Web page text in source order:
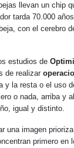
llevan un chip
tarda 70.000
con el cerebro
estudios de
de realizar
y la resta o el uso
o nada, arriba y
igual y distinto.
una imagen
primero en